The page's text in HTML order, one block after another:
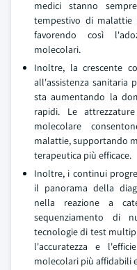
medici stanno
tempestivo di malattie
favorendo così
molecolari.
Inoltre, la crescente
all'assistenza sanitaria
sta aumentando la
rapidi. Le
molecolare
malattie, supportando
terapeutica più efficace.
Inoltre, i continui
il panorama della
nella reazione a
sequenziamento di
tecnologie di test
l'accuratezza e
molecolari più affidabili